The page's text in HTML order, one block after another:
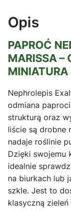
Opis
PAPROĆ
MARISSA –
MINIATURA
Nephrolepis
odmiana
strukturą oraz
liście są drobne
nadaje roślinie
Dzięki swojemu
idealnie
na biurkach lub
szkle. Jest to
klasyczną